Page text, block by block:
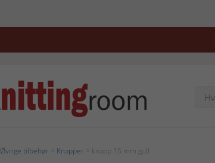
Øvrige tilbehør Knapper > knapp 15 mm gull